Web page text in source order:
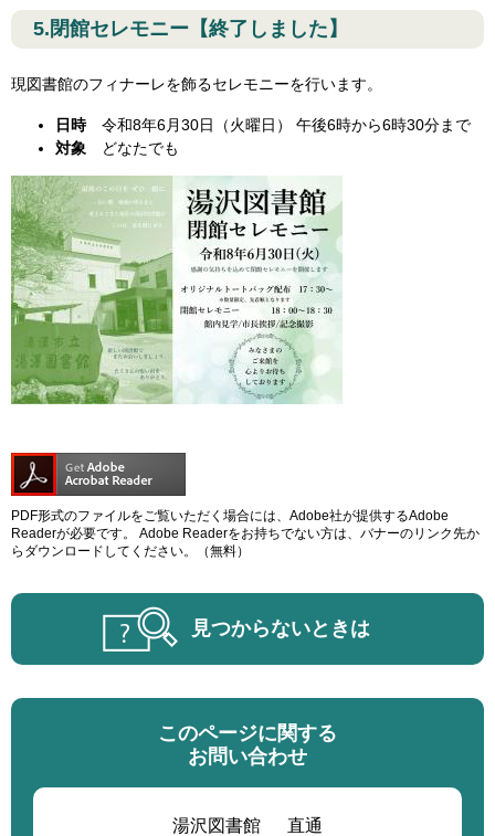
5.閉館セレモニー【終了しました】
現図書館のフィナーレを飾るセレモニーを行います。
日時 令和8年6月30日（火曜日） 午後6時から6時30分まで
対象
どなたでも
PDF形式のファイルをご覧いただく場合には、Adobe社が提供するAdobe
Readerが必要です。
Adobe Readerをお持ちでない方は、バナーのリンク先か
らダウンロードしてください。（無料）
見つからないときは
このページに関する
お問い合わせ
湯沢図書館 直通